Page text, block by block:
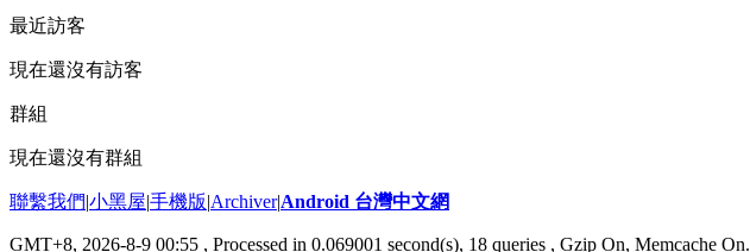
最近訪客
現在還沒有訪客
群組
現在還沒有群組
聯繫我們|小黑屋|手機版|Archiver|Android 台灣中文網
GMT+8, 2026-8-9 00:55 , Processed in 0.069001 second(s), 18 queries , Gzip On, Memcache On.